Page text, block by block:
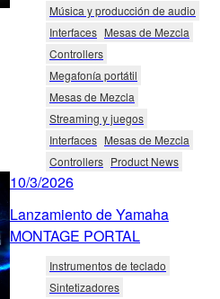
Música y producción de audio
Interfaces Mesas de Mezcla
Controllers
Megafonía portátil
Mesas de Mezcla
Streaming y juegos
Interfaces Mesas de Mezcla
Controllers Product News
10/3/2026
Lanzamiento de Yamaha
MONTAGE PORTAL
Instrumentos de teclado
Sintetizadores